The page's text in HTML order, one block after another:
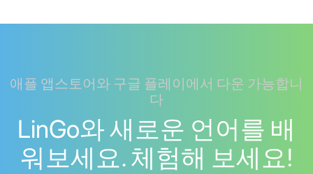
애플 앱스토어와 구글 플레이에서 다운 가능합니
다
LinGo와 새로운 언어를 배
워보세요. 체험해 보세요!